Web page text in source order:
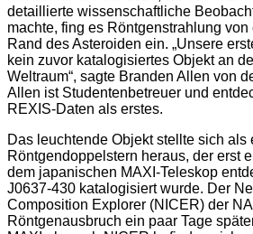
detaillierte wissenschaftliche
machte, fing es Röntgenstrahlung
Rand des Asteroiden ein. „Unsere
kein zuvor katalogisiertes Objekt an
Weltraum“, sagte Branden Allen von
Allen ist Studentenbetreuer und
REXIS-Daten als erstes.
Das leuchtende Objekt stellte sich als
Röntgendoppelstern heraus, der erst
dem japanischen MAXI-Teleskop
J0637-430 katalogisiert wurde. Der
Composition Explorer (NICER) der
Röntgenausbruch ein paar Tage